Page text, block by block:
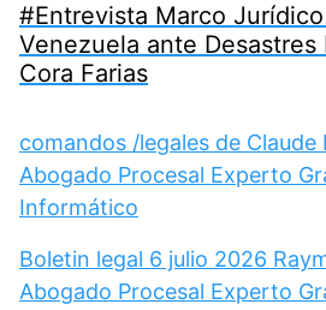
#Entrevista Marco
Venezuela ante Desastres
Cora Farias
comandos /legales de Claude
Abogado Procesal Experto
Informático
Boletin legal 6 julio 2026
Abogado Procesal Experto